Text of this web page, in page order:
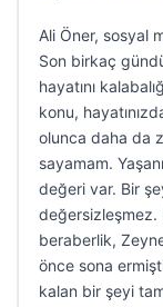
Ali Öner, sosyal
Son birkaç
hayatını
konu,
olunca daha da
sayamam.
değeri var. Bir
değersizleşmez.
beraberlik,
önce sona
kalan bir şeyi